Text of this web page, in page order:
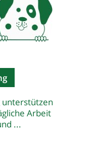
unterstützen
Arbeit
...